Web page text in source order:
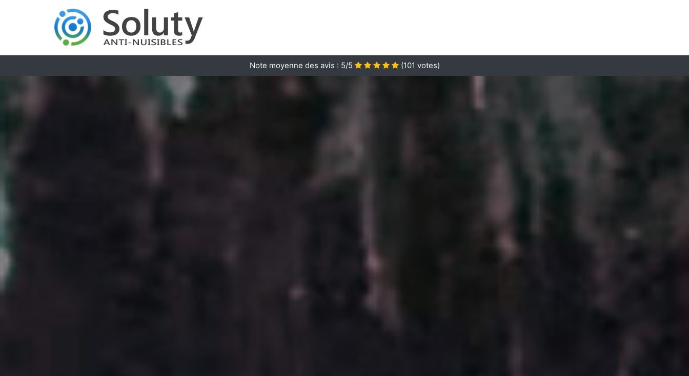
Note moyenne des avis : 5/5 (101 votes)